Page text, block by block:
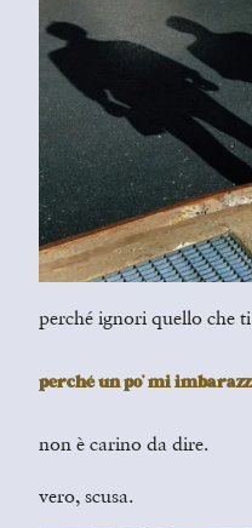
perché ignori quello che
perché un po’ mi
non è carino da dire.
vero, scusa.